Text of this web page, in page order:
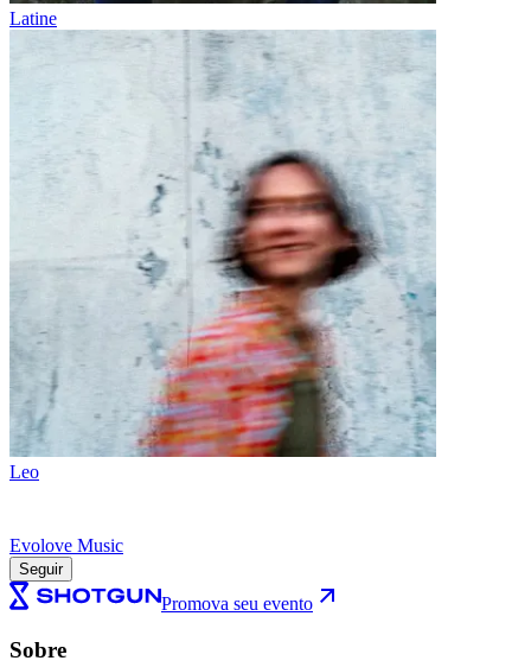
Latine
Leo
Evolove Music
Seguir
Promova seu evento
Sobre